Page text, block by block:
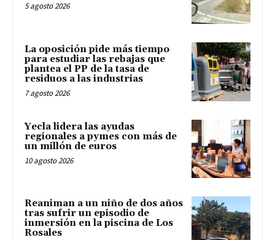
5 agosto 2026
La oposición pide más tiempo
para estudiar las rebajas que
plantea el PP de la tasa de
residuos a las industrias
7 agosto 2026
Yecla lidera las ayudas
regionales a pymes con más de
un millón de euros
10 agosto 2026
Reaniman a un niño de dos años
tras sufrir un episodio de
inmersión en la piscina de Los
Rosales